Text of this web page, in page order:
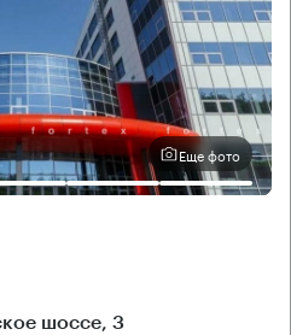
Еще фото
шоссе, 3